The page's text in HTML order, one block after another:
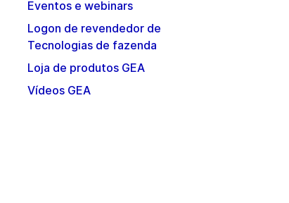
Eventos e webinars
Logon de revendedor de
Tecnologias de fazenda
Loja de produtos GEA
Vídeos GEA